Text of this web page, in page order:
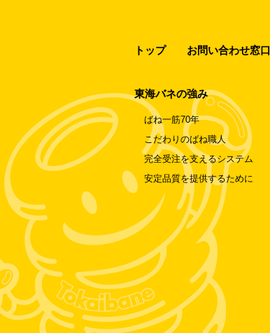
トップ お問い合わせ窓口
東海バネの強み
ばね一筋70年
こだわりのばね職人
完全受注を支えるシステム
安定品質を提供するために